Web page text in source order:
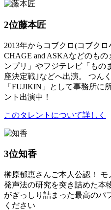
2位藤本匠
2013年からコブクロ(コブク
CHAGE and ASKAなどのも
ンプリ」やフジテレビ「もの
座決定戦｣などへ出演。 つん
「FUJIKIN」として事務所に
ント出演中！
このタレントについて詳しく
3位知香
榊原郁恵さんご本人公認！ モ
発声法の研究を突き詰めた本
がぎっしり詰まった最高のパ
ください